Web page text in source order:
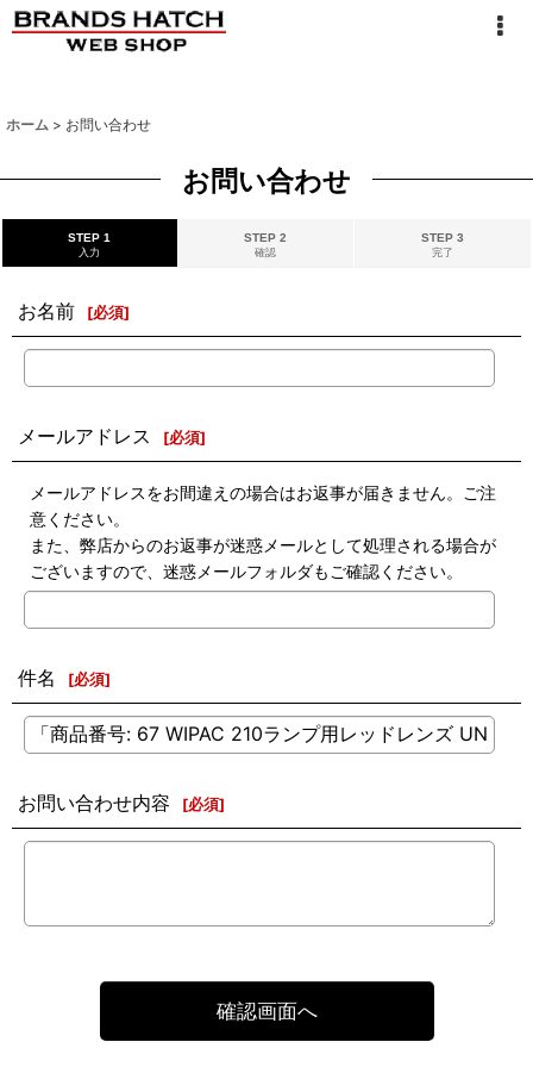
ホーム > お問い合わせ
お問い合わせ
STEP 1
入力
STEP 2
確認
STEP 3
完了
お名前 [必須]
メールアドレス [必須]
メールアドレスをお間違えの場合はお返事が届きません。ご注
意ください。
また、弊店からのお返事が迷惑メールとして処理される場合が
ございますので、迷惑メールフォルダもご確認ください。
件名 [必須]
お問い合わせ内容 [必須]
確認画面へ